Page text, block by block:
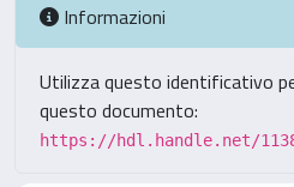
Informazioni
Utilizza questo identificativo
questo documento:
https://hdl.handle.net/